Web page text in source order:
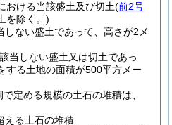
おける当該盛土及び切土(前2号
を除く。)
しない盛土であって、高さが2メ
当しない盛土又は切土であっ
する土地の面積が500平方メー
定める規模の土石の堆積は、
える土石の堆積